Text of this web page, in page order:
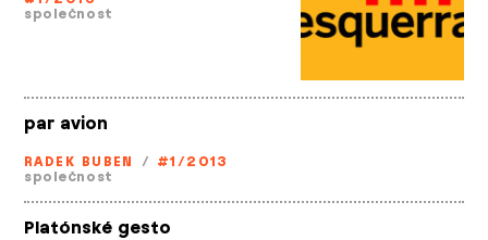
společnost
par avion
RADEK BUBEN / #1/2013
společnost
Platónské gesto